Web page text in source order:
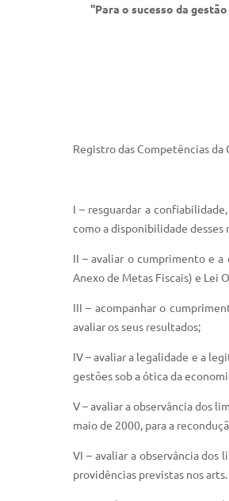
''Para o sucesso da
Registro das Competências da
I – resguardar a
como a disponibilidade desses
II – avaliar o cumprimento e
Anexo de Metas Fiscais) e Lei
III – acompanhar o
avaliar os seus resultados;
IV – avaliar a legalidade e a
gestões sob a ótica da
V – avaliar a observância dos
maio de 2000, para a
VI – avaliar a observância dos
providências previstas nos